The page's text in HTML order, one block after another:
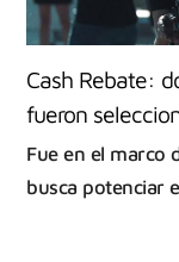
Cash Rebate:
fueron
Fue en el marco
busca potenciar